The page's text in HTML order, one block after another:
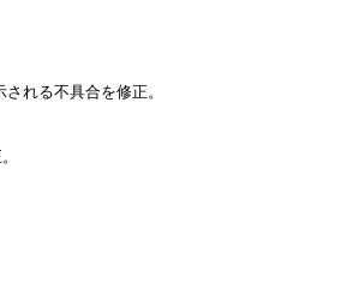
れる不具合を修正。